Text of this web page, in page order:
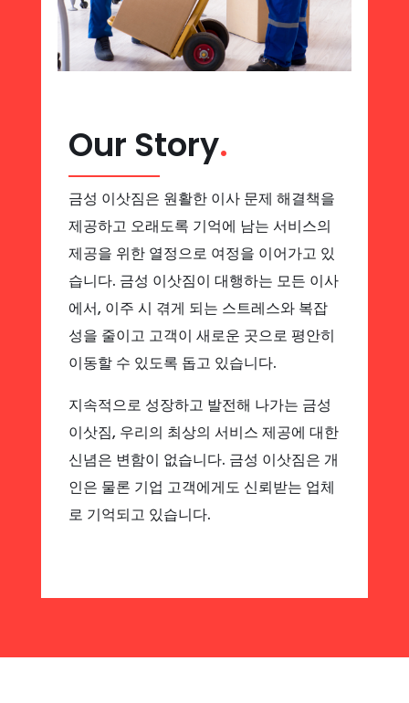
Our Story.
금성 이삿짐은 원활한 이사 문제 해결책을
제공하고 오래도록 기억에 남는 서비스의
제공을 위한 열정으로 여정을 이어가고 있
습니다. 금성 이삿짐이 대행하는 모든 이사
에서, 이주 시 겪게 되는 스트레스와 복잡
성을 줄이고 고객이 새로운 곳으로 평안히
이동할 수 있도록 돕고 있습니다.
지속적으로 성장하고 발전해 나가는 금성
이삿짐, 우리의 최상의 서비스 제공에 대한
신념은 변함이 없습니다. 금성 이삿짐은 개
인은 물론 기업 고객에게도 신뢰받는 업체
로 기억되고 있습니다.